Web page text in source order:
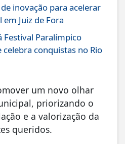
inovação para acelerar
Juiz de Fora
Festival Paralímpico
celebra conquistas no Rio
um novo olhar
priorizando o
e a valorização da
queridos.